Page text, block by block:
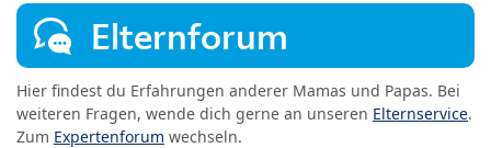
Elternforum
Hier findest du Erfahrungen anderer Mamas und Papas. Bei
weiteren Fragen, wende dich gerne an unseren Elternservice.
Zum Expertenforum wechseln.